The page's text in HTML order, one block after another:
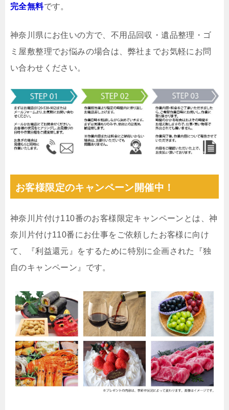
完全無料です。
神奈川県にお住いの方で、不用品回収・遺品整理・ゴ
ミ屋敷整理でお悩みの場合は、弊社までお気軽にお問
い合わせください。
お客様限定のキャンペーン開催中！
神奈川片付け110番のお客様限定キャンペーンとは、神
奈川片付け110番にお仕事をご依頼したお客様に向け
て、『利益還元』をするために特別に企画された『独
自のキャンペーン』です。